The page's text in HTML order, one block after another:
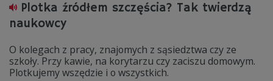
Plotka źródłem szczęścia? Tak twierdzą
naukowcy
O kolegach z pracy, znajomych z sąsiedztwa czy ze
szkoły. Przy kawie, na korytarzu czy zaciszu domowym.
Plotkujemy wszędzie i o wszystkich.